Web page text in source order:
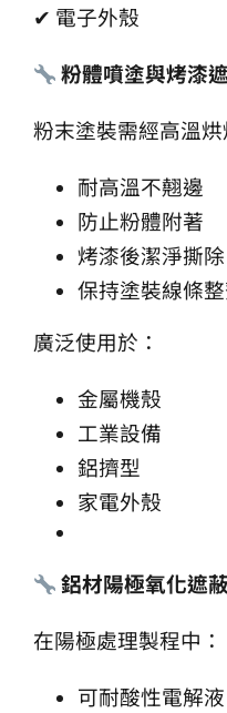
✔ 電子外殼
粉體噴塗與烤漆
粉末塗裝需經高溫烘
耐高溫不翹邊
防止粉體附著
烤漆後潔淨撕除
保持塗裝線條
廣泛使用於：
金屬機殼
工業設備
鋁擠型
家電外殼
鋁材陽極氧化遮蔽
在陽極處理製程中：
可耐酸性電解液